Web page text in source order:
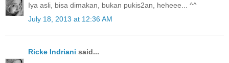
Iya asli, bisa dimakan, bukan pukis2an, heheee... ^^
July 18, 2013 at 12:36 AM
Ricke Indriani said...